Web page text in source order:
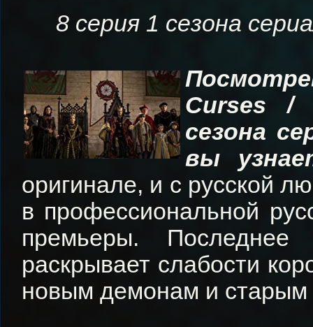
8 серия 1 сезона
Curses /
сезона
вы
оригинале, и с русской
в профессиональной
премьеры. Последнее
раскрывает слабости
новым демонам и старым